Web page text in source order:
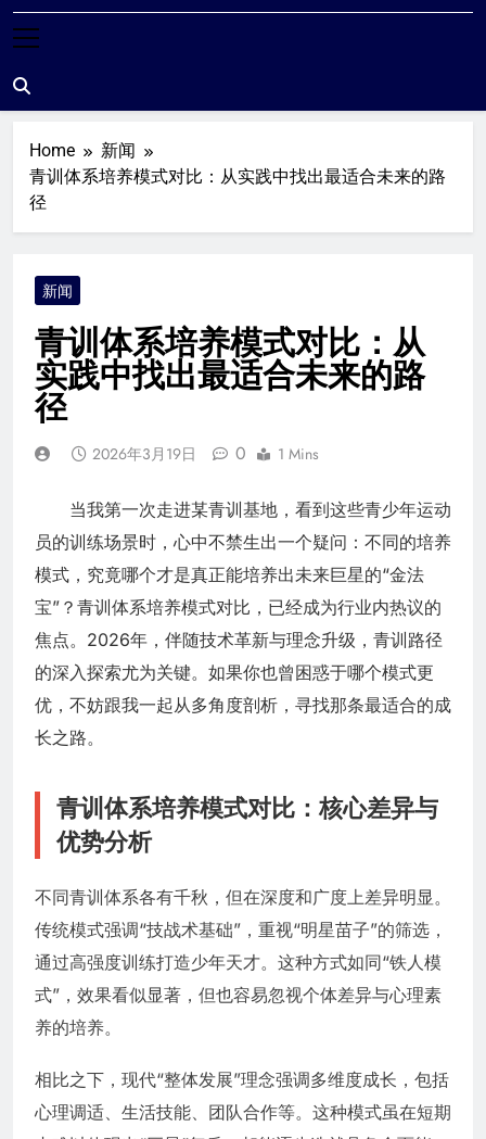
Home
新闻
青训体系培养模式对比：从实践中找出最适合未来的路
径
新闻
青训体系培养模式对比：从
实践中找出最适合未来的路
径
2026年3月19日 0 1 Mins
当我第一次走进某青训基地，看到这些青少年运动
员的训练场景时，心中不禁生出一个疑问：不同的培养
模式，究竟哪个才是真正能培养出未来巨星的“金法
宝”？青训体系培养模式对比，已经成为行业内热议的
焦点。2026年，伴随技术革新与理念升级，青训路径
的深入探索尤为关键。如果你也曾困惑于哪个模式更
优，不妨跟我一起从多角度剖析，寻找那条最适合的成
长之路。
青训体系培养模式对比：核心差异与
优势分析
不同青训体系各有千秋，但在深度和广度上差异明显。
传统模式强调“技战术基础”，重视“明星苗子”的筛选，
通过高强度训练打造少年天才。这种方式如同“铁人模
式”，效果看似显著，但也容易忽视个体差异与心理素
养的培养。
相比之下，现代“整体发展”理念强调多维度成长，包括
心理调适、生活技能、团队合作等。这种模式虽在短期